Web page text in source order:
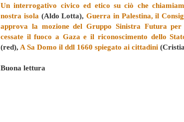
Un interrogativo civico ed etico su ciò che
nostra isola (Aldo Lotta),Guerra in Palestina, il
approva la mozione del Gruppo Sinistra Futura per
cessate il fuoco a Gaza e il riconoscimento dello
(red), A Sa Domo il ddl 1660 spiegato ai cittadini
Buona lettura